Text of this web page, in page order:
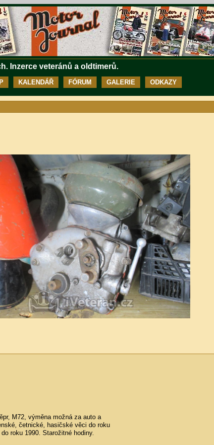
Inzerce veteránů a oldtimerů.
KALENDÁŘ FÓRUM GALERIE ODKAZY
M72, výměna možná za auto a
četnické, hasičské věci do roku
roku 1990. Starožitné hodiny.